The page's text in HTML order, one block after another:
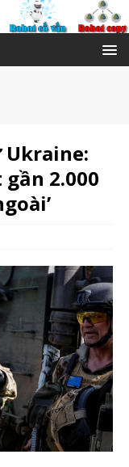
Ukraine:
2.000